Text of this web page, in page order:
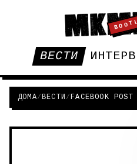
ВЕСТИ
ДОМА/ВЕСТИ /FACEBOOK